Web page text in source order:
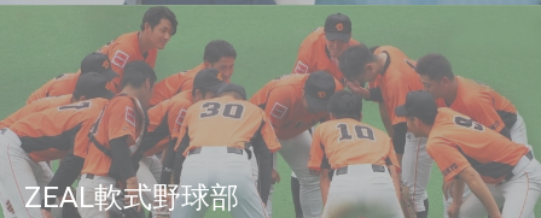
ZEAL軟式野球部